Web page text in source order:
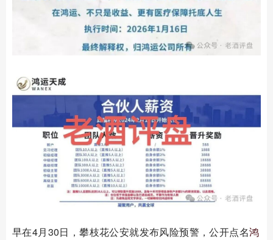
早在4月30日，攀枝花公安就发布风险预警，公开点名鸿